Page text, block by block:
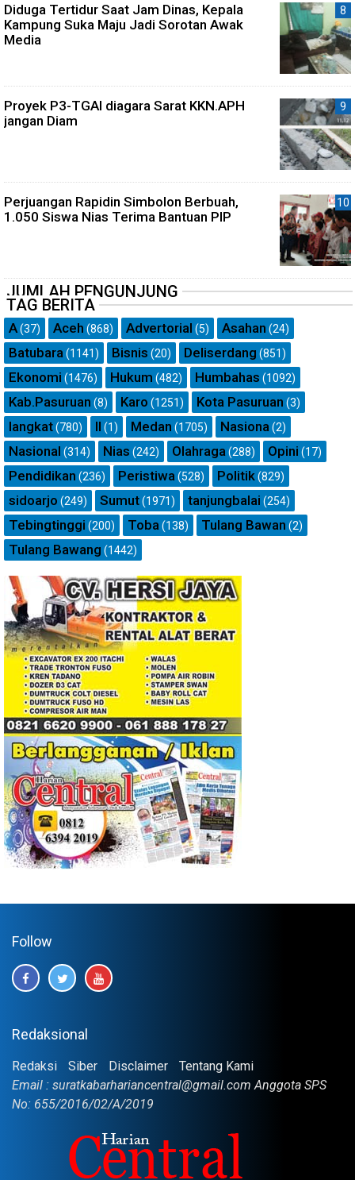
Diduga Tertidur Saat Jam Dinas, Kepala
Kampung Suka Maju Jadi Sorotan Awak
Media
Proyek P3-TGAI diagara Sarat KKN.APH
jangan Diam
Perjuangan Rapidin Simbolon Berbuah,
1.050 Siswa Nias Terima Bantuan PIP
JUMLAH PENGUNJUNG
TAG BERITA
A(37) Aceh (868) Advertorial (5) Asahan (24)
Batubara (1141) Bisnis (20) Deliserdang (851)
Ekonomi (1476) Hukum (482) Humbahas (1092)
Kab.Pasuruan (8) Karo (1251) Kota Pasuruan (3)
langkat(780) ll (1) Medan (1705) Nasiona (2)
Nasional (314) Nias (242) Olahraga (288) Opini (17)
Pendidikan (236) Peristiwa (528) Politik(829)
sidoarjo (249) Sumut(1971) tanjungbalai (254)
Tebingtinggi (200) Toba (138) Tulang Bawan (2)
Tulang Bawang (1442)
Follow
Redaksional
Redaksi Siber Disclaimer
Tentang Kami
Email : suratkabarhariancentral@gmail.com Anggota SPS
No: 655/2016/02/A/2019